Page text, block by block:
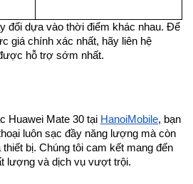
đổi dựa vào thời điểm khác nhau. Để
giá chính xác nhất, hãy liên hệ
hỗ trợ sớm nhất.
Huawei Mate 30 tại HanoiMobile, bạn
luôn sạc đầy năng lượng mà còn
bị. Chúng tôi cam kết mang đến
lượng và dịch vụ vượt trội.